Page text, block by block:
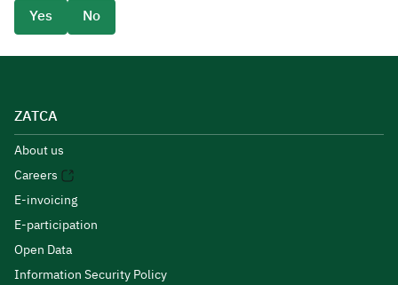
Yes
No
ZATCA
About us
Careers
E-invoicing
E-participation
Open Data
Information Security Policy